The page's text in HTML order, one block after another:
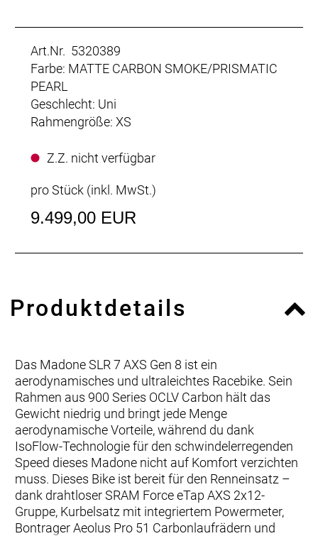
Art.Nr. 5320389
Farbe: MATTE CARBON SMOKE/PRISMATIC
PEARL
Geschlecht: Uni
Rahmengröße: XS
Z.Z. nicht verfügbar
pro Stück (inkl. MwSt.)
9.499,00 EUR
Produktdetails
Das Madone SLR 7 AXS Gen 8 ist ein
aerodynamisches und ultraleichtes Racebike. Sein
Rahmen aus 900 Series OCLV Carbon hält das
Gewicht niedrig und bringt jede Menge
aerodynamische Vorteile, während du dank
IsoFlow-Technologie für den schwindelerregenden
Speed dieses Madone nicht auf Komfort verzichten
muss. Dieses Bike ist bereit für den Renneinsatz –
dank drahtloser SRAM Force eTap AXS 2x12-
Gruppe, Kurbelsatz mit integriertem Powermeter,
Bontrager Aeolus Pro 51 Carbonlaufrädern und